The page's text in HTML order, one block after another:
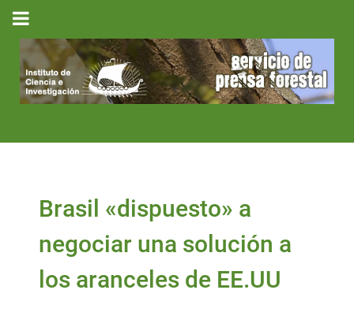
Brasil «dispuesto» a
negociar una solución a
los aranceles de EE.UU